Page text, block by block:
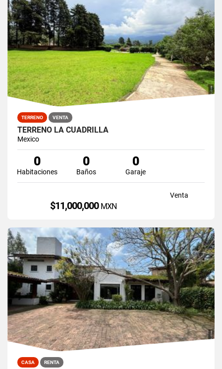
TERRENO VENTA
TERRENO LA CUADRILLA
Mexico
0
Habitaciones
0
Baños
0
Garaje
Venta
$11,000,000 MXN
CASA RENTA